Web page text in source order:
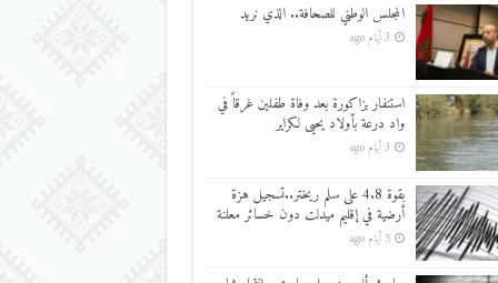
المجلس الوطني للصحافة.. الذي نريد
3 أيام ago
استنفار بزاكورة بعد وفاة طفلين غرقاً في
واد درعة بأولاد يحيى لكراير
3 أيام ago
بقوة 4.8 على سلم ريختر..تسجيل هزة
أرضية في إقليم ميدلت دون خسائر معلنة
5 أيام ago